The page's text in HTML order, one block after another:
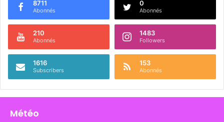
8711
Abonnés
0
Abonnés
210
Abonnés
1483
Followers
1616
Subscribers
153
Abonnés
Météo